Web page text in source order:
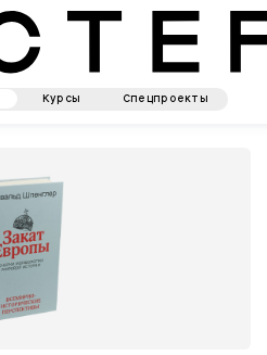
Курсы Спецпроекты